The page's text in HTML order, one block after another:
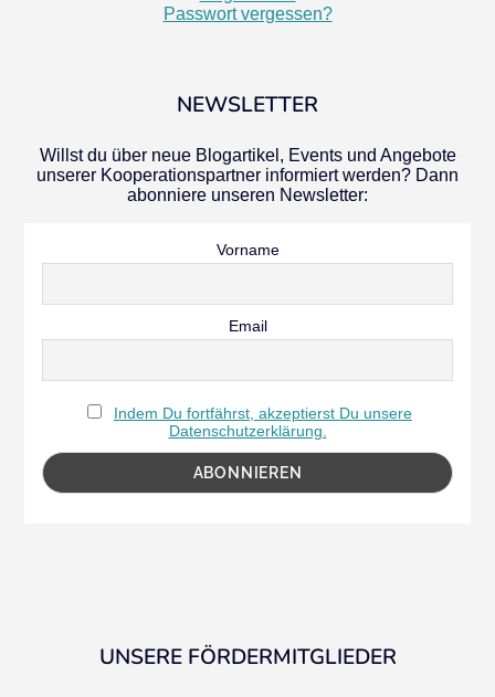
Passwort vergessen?
NEWSLETTER
Willst du über neue Blogartikel, Events und Angebote
unserer Kooperationspartner informiert werden? Dann
abonniere unseren Newsletter:
Vorname
Email
Indem Du fortfährst, akzeptierst Du unsere
Datenschutzerklärung.
UNSERE FÖRDERMITGLIEDER